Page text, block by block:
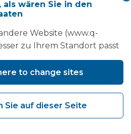
Gelände des
House des
NHS
Trust
begonnen.
als wären Sie in den
Website (www.q-
zu Ihrem Standort passt
to change sites
Sie auf dieser Seite